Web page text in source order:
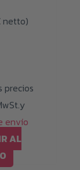
netto)
precios
envío
AL